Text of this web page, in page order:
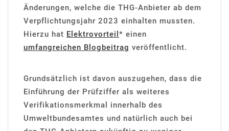
Änderungen, welche die THG-Anbieter ab dem
Verpflichtungsjahr 2023 einhalten mussten.
Hierzu hat Elektrovorteil * einen
umfangreichen Blogbeitrag veröffentlicht.
Grundsätzlich ist davon auszugehen, dass die
Einführung der Prüfziffer als weiteres
Verifikationsmerkmal innerhalb des
Umweltbundesamtes und natürlich auch bei